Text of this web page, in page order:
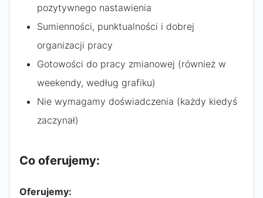
pozytywnego nastawienia
Sumienności, punktualności i dobrej
organizacji pracy
Gotowości do pracy zmianowej (również w
weekendy, według grafiku)
Nie wymagamy doświadczenia (każdy kiedyś
zaczynał)
Co oferujemy:
Oferujemy: